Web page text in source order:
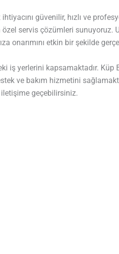
güvenilir, hızlı ve
servis çözümleri sunuyoruz.
onarımını etkin bir şekilde
iş yerlerini kapsamaktadır. Küp
ve bakım hizmetini
geçebilirsiniz.